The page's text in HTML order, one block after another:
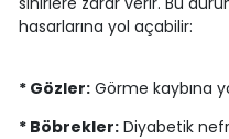
hasarlarına yol açabilir:
* Gözler:Görme kaybına
* Böbrekler:Diyabetik